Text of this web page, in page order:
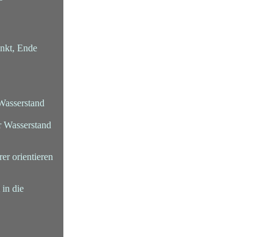
Ende
orientieren
in die